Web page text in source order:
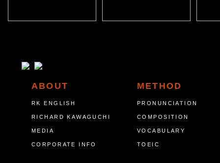
ABOUT
RK ENGLISH
RICHARD KAWAGUCHI
MEDIA
CORPORATE INFO
METHOD
PRONUNCIATION
COMPOSITION
VOCABULARY
TOEIC